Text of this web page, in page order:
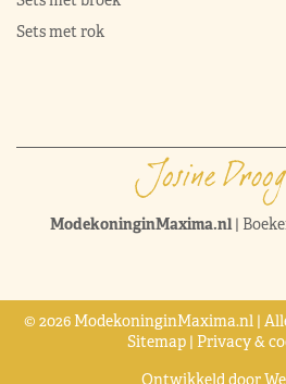
Sets met rok
ModekoninginMaxima.nl|
© 2026 ModekoninginMaxima.nl |
Sitemap | Privacy &
Ontwikkeld door